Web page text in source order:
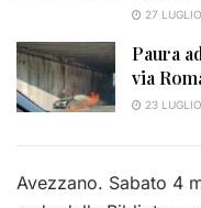
27
Paura
via
23
Avezzano. Sabato 4